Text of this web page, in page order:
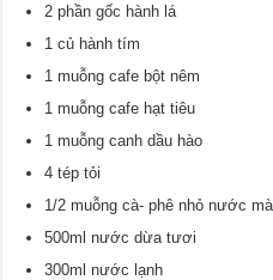
2 phần gốc hành lá
1 củ hành tím
1 muỗng cafe bột nêm
1 muỗng cafe hạt tiêu
1 muỗng canh dầu hào
4 tép tỏi
1/2 muỗng cà- phê nhỏ nước
500ml nước dừa tươi
300ml nước lạnh